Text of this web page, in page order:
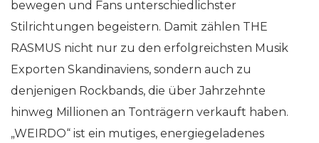
bewegen und Fans unterschiedlichster
Stilrichtungen begeistern. Damit zählen THE
RASMUS nicht nur zu den erfolgreichsten Musik
Exporten Skandinaviens, sondern auch zu
denjenigen Rockbands, die über Jahrzehnte
hinweg Millionen an Tonträgern verkauft haben.
„WEIRDO“ ist ein mutiges, energiegeladenes